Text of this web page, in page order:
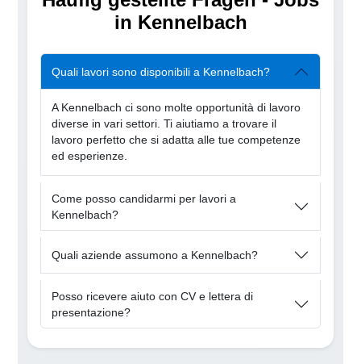
in Kennelbach
Quali lavori sono disponibili a Kennelbach?
A Kennelbach ci sono molte opportunità di lavoro
diverse in vari settori. Ti aiutiamo a trovare il
lavoro perfetto che si adatta alle tue competenze
ed esperienze.
Come posso candidarmi per lavori a
Kennelbach?
Quali aziende assumono a Kennelbach?
Posso ricevere aiuto con CV e lettera di
presentazione?